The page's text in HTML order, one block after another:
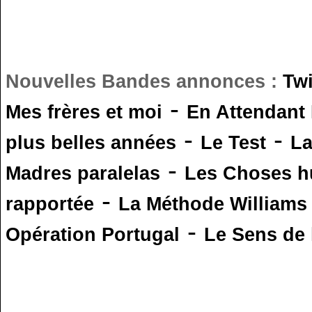
Nouvelles Bandes annonces :
Mes frères et moi - En
plus belles années - Le Test -
Madres paralelas - Les Choses
rapportée - La Méthode Williams
Opération Portugal - Le Sens